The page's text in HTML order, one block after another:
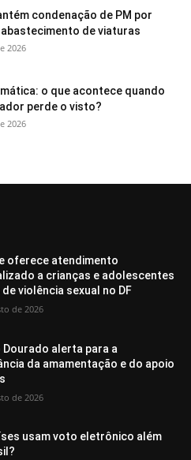
condenação de PM por
de viaturas
2026
o que acontece quando
perde o visto?
2026
oferece atendimento
a crianças e adolescentes
violência sexual no DF
de 2026
alerta para a
da amamentação e do apoio
de 2026
usam voto eletrônico além